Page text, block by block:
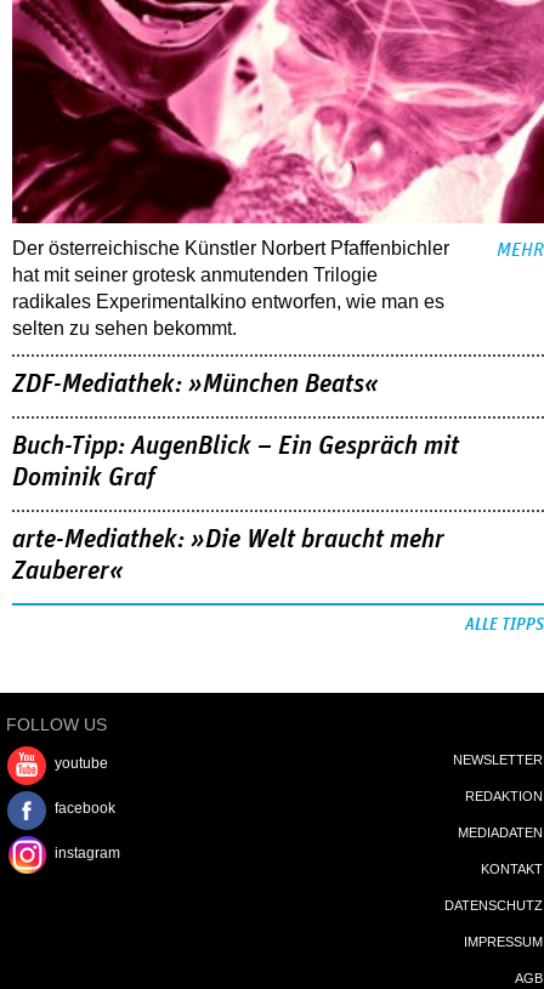
Der österreichische Künstler Norbert Pfaffenbichler
hat mit seiner grotesk anmutenden Trilogie
radikales Experimentalkino entworfen, wie man es
selten zu sehen bekommt.
MEHR
ZDF-Mediathek: »München Beats«
Buch-Tipp: AugenBlick – Ein Gespräch mit
Dominik Graf
arte-Mediathek: »Die Welt braucht mehr
Zauberer«
ALLE TIPPS
FOLLOW US
youtube
facebook
instagram
NEWSLETTER
REDAKTION
MEDIADATEN
KONTAKT
DATENSCHUTZ
IMPRESSUM
AGB